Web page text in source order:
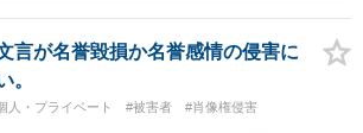
良いでしょう。
言が名誉毀損か名誉感情の侵害に
。
人・プライベート #被害者
#肖像権侵害